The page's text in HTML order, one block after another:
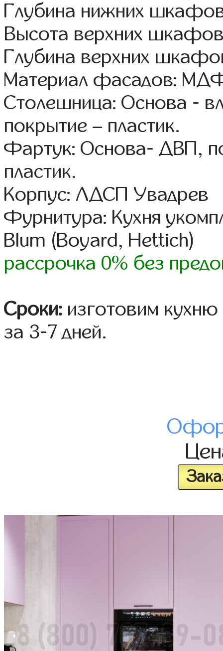
Глубина нижних
Высота верхних
Глубина верхних
Материал фасадов:
Столешница: Основа -
покрытие – пластик.
Фартук: Основа- ДВП,
пластик.
Корпус: ЛДСП Увадрев
Фурнитура: Кухня
Blum (Boyard, Hettich)
рассрочка 0% без
Сроки: изготовим
за 3-7 дней.